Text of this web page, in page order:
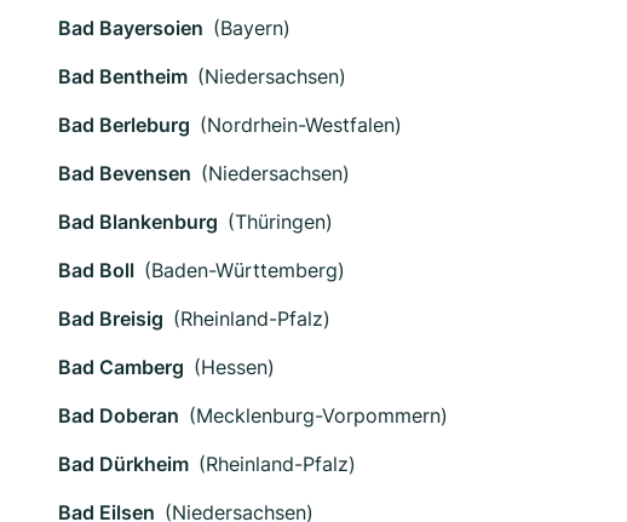
Bad Bayersoien (Bayern)
Bad Bentheim (Niedersachsen)
Bad Berleburg (Nordrhein-Westfalen)
Bad Bevensen (Niedersachsen)
Bad Blankenburg (Thüringen)
Bad Boll (Baden-Württemberg)
Bad Breisig (Rheinland-Pfalz)
Bad Camberg (Hessen)
Bad Doberan (Mecklenburg-Vorpommern)
Bad Dürkheim (Rheinland-Pfalz)
Bad Eilsen (Niedersachsen)